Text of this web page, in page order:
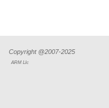
Copyright @2007-2025
ARM Llc